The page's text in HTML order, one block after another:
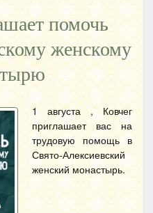
помочь
женскому
1 августа , Ковчег
приглашает вас на
трудовую помощь в
Свято-Алексиевский
женский монастырь.